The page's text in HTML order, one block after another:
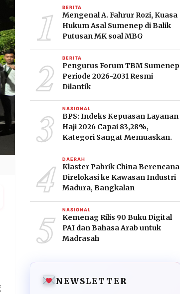
1 BERITA
Mengenal A. Fahrur Rozi, Kuasa
Hukum Asal Sumenep di Balik
Putusan MK soal MBG
2 BERITA
Pengurus Forum TBM Sumenep
Periode 2026-2031 Resmi
Dilantik
3 NASIONAL
BPS: Indeks Kepuasan Layanan
Haji 2026 Capai 83,28%,
Kategori Sangat Memuaskan.
4 DAERAH
Klaster Pabrik China Berencana
Direlokasi ke Kawasan Industri
Madura, Bangkalan
5 NASIONAL
Kemenag Rilis 90 Buku Digital
PAI dan Bahasa Arab untuk
Madrasah
NEWSLETTER